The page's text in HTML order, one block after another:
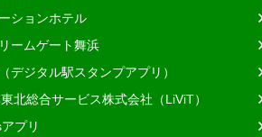
ションホテル
ームゲート舞浜
デジタル駅スタンプアプリ）
北総合サービス株式会社（LiViT）
プリ